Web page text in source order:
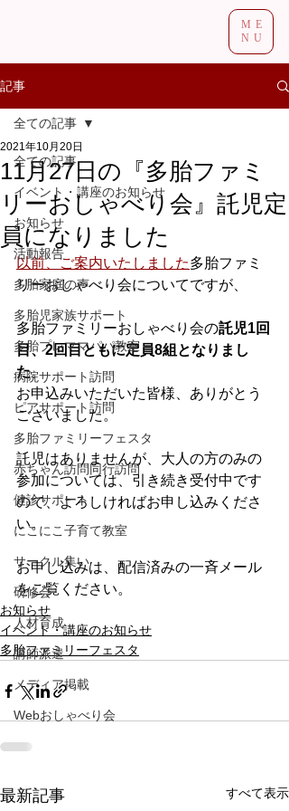
ME
NU
記事
全ての記事
イベント・講座のお知らせ
お知らせ
活動報告
多胎家庭の声
多胎児家族サポート
多胎プレママパパ教室
病院サポート訪問
ピアサポート訪問
多胎ファミリーフェスタ
赤ちゃん訪問同行訪問
健診サポート
にこにこ子育て教室
サークル集い
研修会
人材育成
講師派遣
メディア掲載
Webおしゃべり会
全ての記事
11月27日の『多胎ファミ
リーおしゃべり会』託児定
員になりました
2021年10月20日
以前、ご案内いたしました多胎ファミ
リーおしゃべり会についてですが、
多胎ファミリーおしゃべり会の託児1回
目、2回目ともに定員8組となりまし
た。
お申込みいただいた皆様、ありがとう
ございました。
託児はありませんが、大人の方のみの
参加については、引き続き受付中です
ので、よろしければお申し込みくださ
い。
お申し込みは、配信済みの一斉メール
をご覧ください。
お知らせ
イベント・講座のお知らせ
多胎ファミリーフェスタ
最新記事 すべて表示